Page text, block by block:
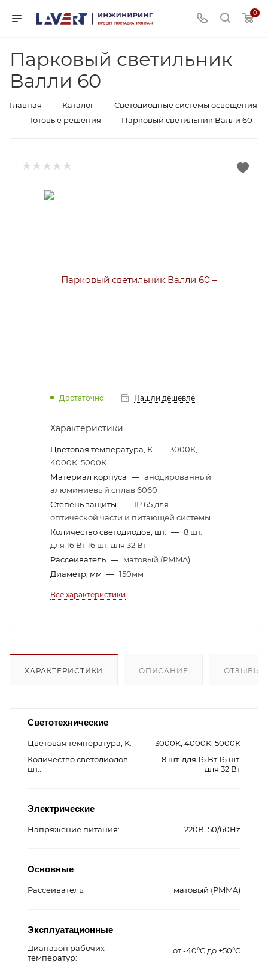
0
Парковый светильник
Валли 60
Главная — Каталог — Светодиодные системы освещения
— Готовые решения — Парковый светильник Валли 60
Достаточно Нашли дешевле
Характеристики
Цветовая температура, К — 3000К,
4000К, 5000К
Материал корпуса — анодированный
алюминиевый сплав 6060
Степень защиты — IP 65 для
оптической части и питающей системы
Количество светодиодов, шт. — 8 шт.
для 16 Вт 16 шт. для 32 Вт
Рассеиватель — матовый (PMMA)
Диаметр, мм — 150мм
Все характеристики
ХАРАКТЕРИСТИКИ ОПИСАНИЕ ОТЗЫВЫ
Светотехнические
Цветовая температура, К
3000К, 4000К, 5000К
Количество светодиодов,
шт.
8 шт. для 16 Вт 16 шт.
для 32 Вт
Электрические
Напряжение питания 220В, 50/60Hz
Основные
Рассеиватель матовый (PMMA)
Эксплуатационные
Диапазон рабочих
температур
от -40°C до +50°C